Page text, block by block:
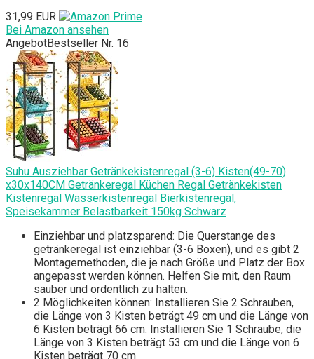
31,99 EUR
Bei Amazon ansehen
AngebotBestseller Nr. 16
Suhu Ausziehbar Getränkekistenregal (3-6) Kisten(49-70)
x30x140CM Getränkeregal Küchen Regal Getränkekisten
Kistenregal Wasserkistenregal Bierkistenregal,
Speisekammer Belastbarkeit 150kg Schwarz
Einziehbar und platzsparend: Die Querstange des
getränkeregal ist einziehbar (3-6 Boxen), und es gibt 2
Montagemethoden, die je nach Größe und Platz der Box
angepasst werden können. Helfen Sie mit, den Raum
sauber und ordentlich zu halten.
2 Möglichkeiten können: Installieren Sie 2 Schrauben,
die Länge von 3 Kisten beträgt 49 cm und die Länge von
6 Kisten beträgt 66 cm. Installieren Sie 1 Schraube, die
Länge von 3 Kisten beträgt 53 cm und die Länge von 6
Kisten beträgt 70 cm.